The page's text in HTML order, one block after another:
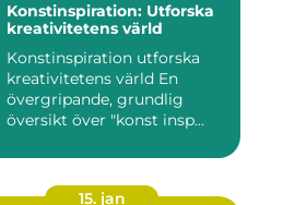
Konstinspiration: Utforska
kreativitetens värld
Konstinspiration utforska
kreativitetens värld En
övergripande, grundlig
översikt över "konst insp...
15. jan